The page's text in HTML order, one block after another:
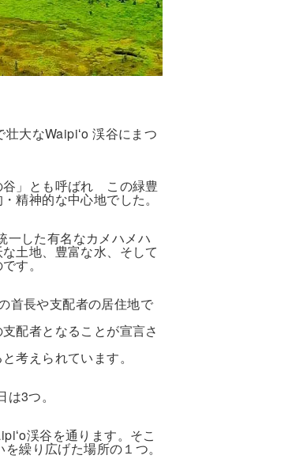
大なWaipiʻo 渓谷にまつ
谷」とも呼ばれ この緑豊
精神的な中心地でした。
一した有名なカメハメハ
土地、豊富な水、そして
す。
首長や支配者の居住地で
配者となることが宣言さ
考えられています。
3つ。
渓谷を通ります。そこ
繰り広げた場所の１つ。